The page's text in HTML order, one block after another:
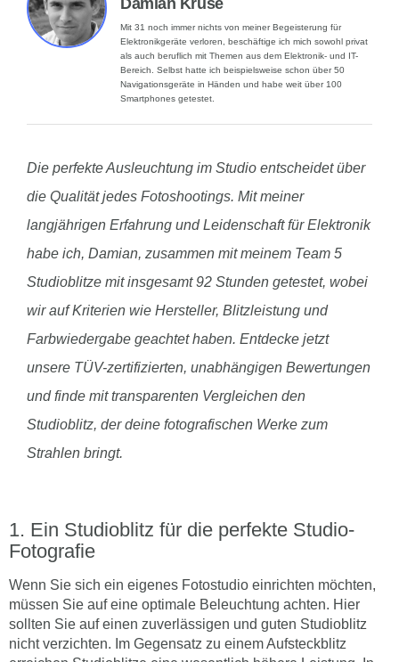
Damian Kruse
Mit 31 noch immer nichts von meiner Begeisterung für
Elektronikgeräte verloren, beschäftige ich mich sowohl privat
als auch beruflich mit Themen aus dem Elektronik- und IT-
Bereich. Selbst hatte ich beispielsweise schon über 50
Navigationsgeräte in Händen und habe weit über 100
Smartphones getestet.
Die perfekte Ausleuchtung im Studio entscheidet über
die Qualität jedes Fotoshootings. Mit meiner
langjährigen Erfahrung und Leidenschaft für Elektronik
habe ich, Damian, zusammen mit meinem Team 5
Studioblitze mit insgesamt 92 Stunden getestet, wobei
wir auf Kriterien wie Hersteller, Blitzleistung und
Farbwiedergabe geachtet haben. Entdecke jetzt
unsere TÜV-zertifizierten, unabhängigen Bewertungen
und finde mit transparenten Vergleichen den
Studioblitz, der deine fotografischen Werke zum
Strahlen bringt.
Ein Studioblitz für die perfekte Studio-
Fotografie
Wenn Sie sich ein eigenes Fotostudio einrichten möchten,
müssen Sie auf eine optimale Beleuchtung achten. Hier
sollten Sie auf einen zuverlässigen und guten Studioblitz
nicht verzichten. Im Gegensatz zu einem Aufsteckblitz